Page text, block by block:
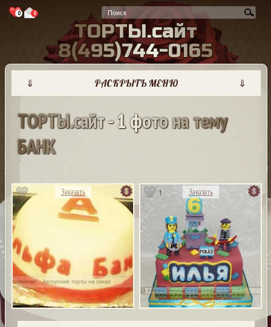
0 0
ТОРТЫ.сайт
8(495)744-0165
⇓ РАСКРЫТЬ МЕНЮ ⇓
ТОРТЫ.сайт-1фотонатему
БАНК
Заказать 1 Заказать